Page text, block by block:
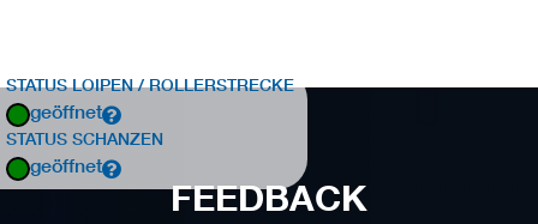
FEEDBACK
STATUS LOIPEN / ROLLERSTRECKE
geöffnet
STATUS SCHANZEN
geöffnet